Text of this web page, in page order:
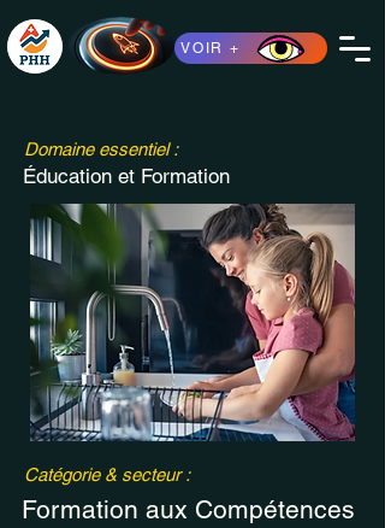
VOIR +
Domaine essentiel :
Éducation et Formation
Catégorie & secteur :
Formation aux Compétences